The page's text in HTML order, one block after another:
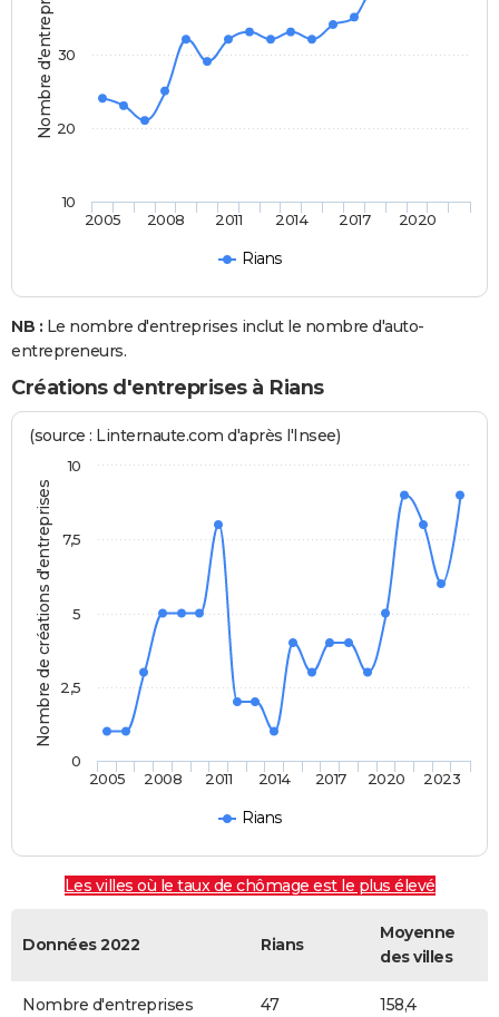
Nombre d'entreprises
Rians
2005 2008 2011 2014 2017 2020
10
20
30
NB : Le nombre d'entreprises inclut le nombre d'auto-
entrepreneurs.
Créations d'entreprises à Rians
Nombre de créations d'entreprises
(source : Linternaute.com d'après l'Insee)
Rians
2005 2008 2011 2014 2017 2020 2023
0
2,5
5
7,5
10
Les villes où le taux de chômage est le plus élevé
Données 2022 Rians
Moyenne
des villes
Nombre d'entreprises 47 158,4